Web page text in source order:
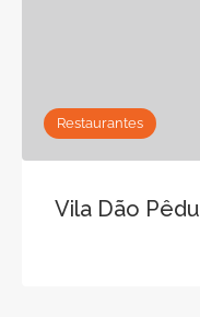
Restaurantes
Vila Dão Pêdu